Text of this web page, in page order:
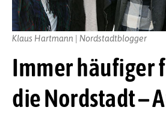
Immer häufiger
die Nordstadt –
Klaus Hartmann | Nordstadtblogger